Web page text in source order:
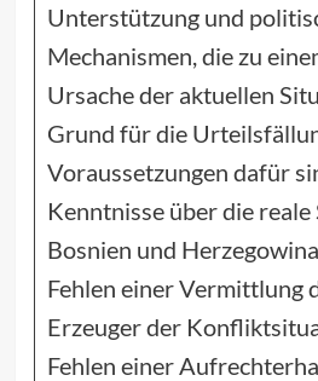
Unterstützung und
Mechanismen, die zu
Ursache der aktuellen
Grund für die
Voraussetzungen dafür
Kenntnisse über die
Bosnien und
Fehlen einer Vermittlung
Erzeuger der
Fehlen einer